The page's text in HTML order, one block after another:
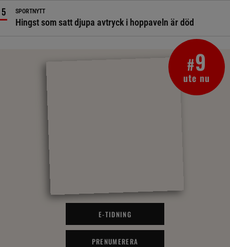
SPORTNYTT
Hingst som satt djupa avtryck i hoppaveln är död
#9
ute nu
E-TIDNING
PRENUMERERA